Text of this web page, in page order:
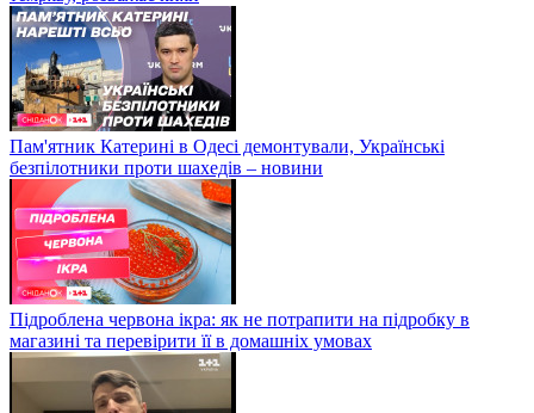
Пам'ятник Катерині в Одесі демонтували, Українські
безпілотники проти шахедів – новини
Підроблена червона ікра: як не потрапити на підробку в
магазині та перевірити її в домашніх умовах